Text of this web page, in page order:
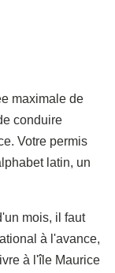
maximale de
conduire
Votre permis
latin, un
mois, il faut
à l'avance,
à l'île Maurice